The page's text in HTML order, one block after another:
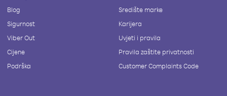
Blog
Sigurnost
Viber Out
Cijene
Podrška
Središte marke
Karijera
Uvjeti i pravila
Pravila zaštite privatnosti
Customer Complaints Code